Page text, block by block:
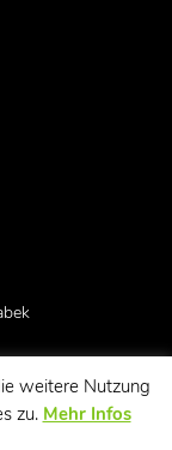
weitere Nutzung
zu. Mehr Infos